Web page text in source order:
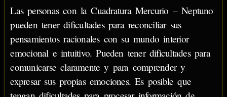
Las personas con la Cuadratura Mercurio – Neptuno
pueden tener dificultades para reconciliar sus
pensamientos racionales con su mundo interior
emocional e intuitivo. Pueden tener dificultades para
comunicarse claramente y para comprender y
expresar sus propias emociones. Es posible que